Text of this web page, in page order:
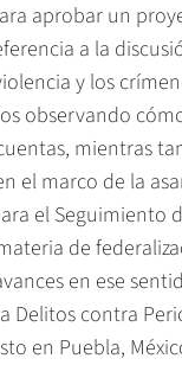
aprobar un
a la
y los
observando
mientras
el marco de la
el Seguimiento
de
en ese
Delitos contra
en Puebla,